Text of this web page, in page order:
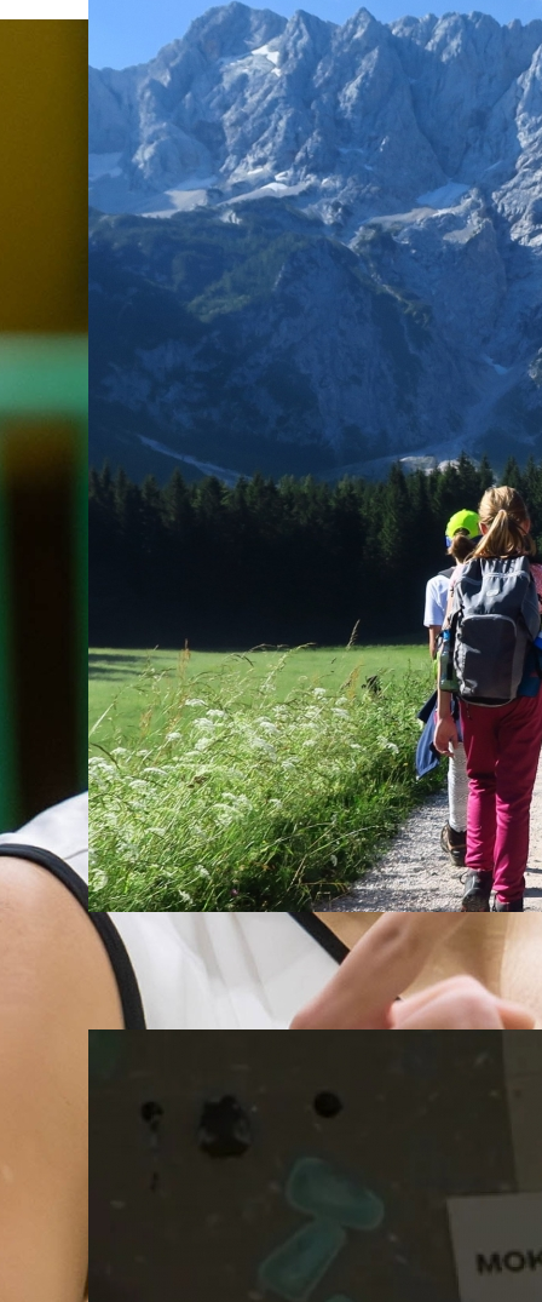
Studio ob 17.00 z Jezerskega:
Odgovorno v gore
05. August, 2026